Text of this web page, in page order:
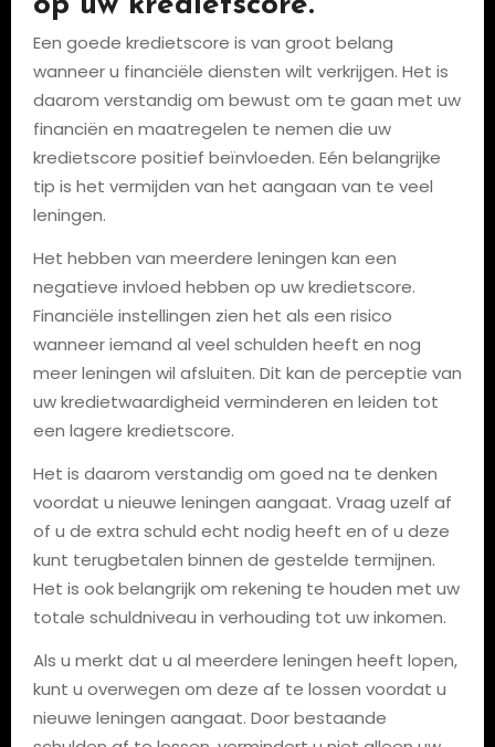
Een goede kredietscore is van groot belang
wanneer u financiële diensten wilt verkrijgen. Het is
daarom verstandig om bewust om te gaan met uw
financiën en maatregelen te nemen die uw
kredietscore positief beïnvloeden. Eén belangrijke
tip is het vermijden van het aangaan van te veel
leningen.
Het hebben van meerdere leningen kan een
negatieve invloed hebben op uw kredietscore.
Financiële instellingen zien het als een risico
wanneer iemand al veel schulden heeft en nog
meer leningen wil afsluiten. Dit kan de perceptie van
uw kredietwaardigheid verminderen en leiden tot
een lagere kredietscore.
Het is daarom verstandig om goed na te denken
voordat u nieuwe leningen aangaat. Vraag uzelf af
of u de extra schuld echt nodig heeft en of u deze
kunt terugbetalen binnen de gestelde termijnen.
Het is ook belangrijk om rekening te houden met uw
totale schuldniveau in verhouding tot uw inkomen.
Als u merkt dat u al meerdere leningen heeft lopen,
kunt u overwegen om deze af te lossen voordat u
nieuwe leningen aangaat. Door bestaande